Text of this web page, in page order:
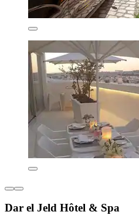
Dar el Jeld Hôtel & Spa